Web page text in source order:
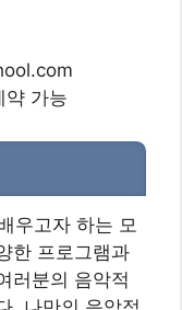
약 가능
우고자 하는 모
한 프로그램과
러분의 음악적